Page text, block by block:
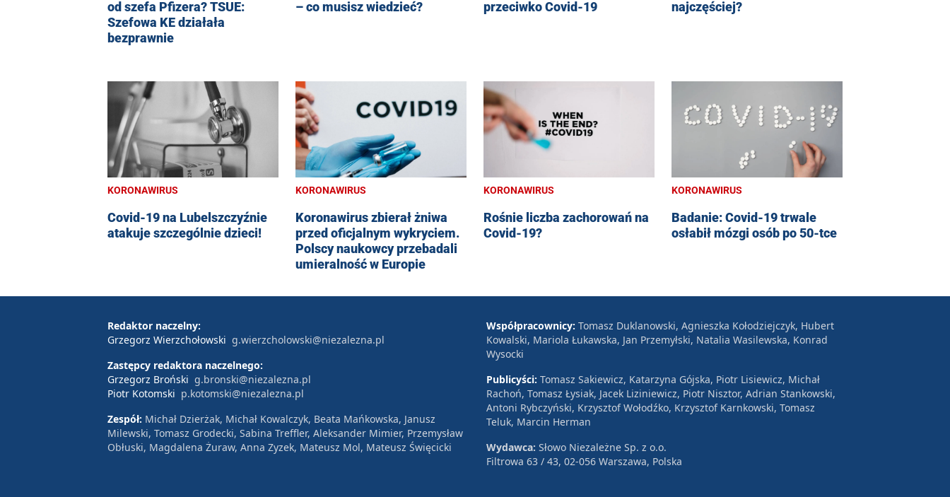
od szefa Pfizera? TSUE:
Szefowa KE działała
bezprawnie
– co musisz wiedzieć?
przeciwko Covid-19
najczęściej?
KORONAWIRUS
Covid-19 na Lubelszczyźnie
atakuje szczególnie dzieci!
KORONAWIRUS
Koronawirus zbierał żniwa
przed oficjalnym wykryciem.
Polscy naukowcy przebadali
umieralność w Europie
KORONAWIRUS
Rośnie liczba zachorowań na
Covid-19?
KORONAWIRUS
Badanie: Covid-19 trwale
osłabił mózgi osób po 50-tce
Redaktor naczelny:
Grzegorz Wierzchołowski g.wierzcholowski@niezalezna.pl
Zastępcy redaktora naczelnego:
Grzegorz Broński g.bronski@niezalezna.pl
Piotr Kotomski p.kotomski@niezalezna.pl
Zespół: Michał Dzierżak, Michał Kowalczyk, Beata Mańkowska, Janusz
Milewski, Tomasz Grodecki, Sabina Treffler, Aleksander Mimier, Przemysław
Obłuski, Magdalena Żuraw, Anna Zyzek, Mateusz Mol, Mateusz Święcicki
Współpracownicy: Tomasz Duklanowski, Agnieszka Kołodziejczyk, Hubert
Kowalski, Mariola Łukawska, Jan Przemyłski, Natalia Wasilewska, Konrad
Wysocki
Publicyści: Tomasz Sakiewicz, Katarzyna Gójska, Piotr Lisiewicz, Michał
Rachoń, Tomasz Łysiak, Jacek Liziniewicz, Piotr Nisztor, Adrian Stankowski,
Antoni Rybczyński, Krzysztof Wołodźko, Krzysztof Karnkowski, Tomasz
Teluk, Marcin Herman
Wydawca: Słowo Niezależne Sp. z o.o.
Filtrowa 63 / 43, 02-056 Warszawa, Polska